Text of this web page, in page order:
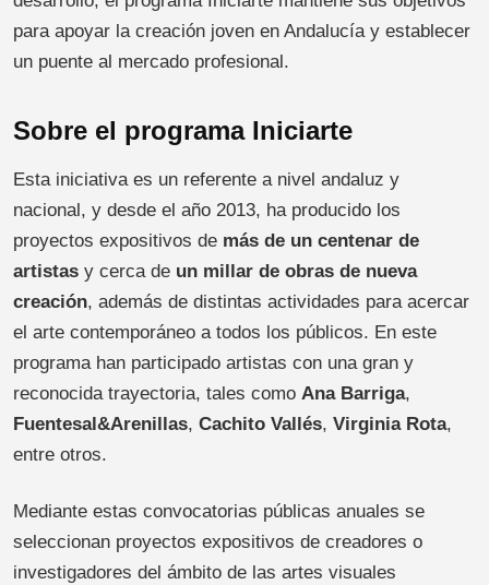
para apoyar la creación joven en Andalucía y establecer
un puente al mercado profesional.
Sobre el programa Iniciarte
Esta iniciativa es un referente a nivel andaluz y
nacional, y desde el año 2013, ha producido los
proyectos expositivos de más de un centenar de
artistas y cerca de un millar de obras de nueva
creación, además de distintas actividades para acercar
el arte contemporáneo a todos los públicos. En este
programa han participado artistas con una gran y
reconocida trayectoria, tales como Ana Barriga,
Fuentesal&Arenillas, Cachito Vallés, Virginia Rota,
entre otros.
Mediante estas convocatorias públicas anuales se
seleccionan proyectos expositivos de creadores o
investigadores del ámbito de las artes visuales